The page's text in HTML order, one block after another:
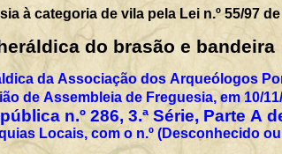
à categoria de vila pela Lei n.º 55/97 de
do brasão e bandeira
da Associação dos Arqueólogos
de Assembleia de Freguesia, em 10/
n.º 286, 3.ª Série, Parte A
Locais, com o n.º (Desconhecido